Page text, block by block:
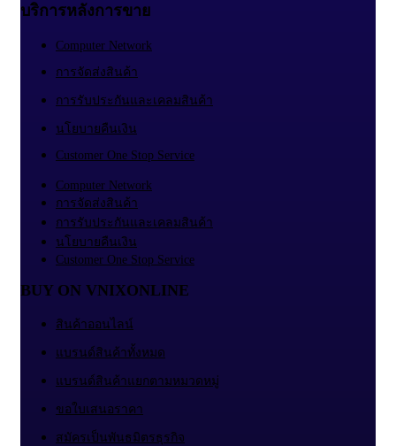
บริการหลังการขาย
Computer Network
การจัดส่งสินค้า
การรับประกันและเคลมสินค้า
นโยบายคืนเงิน
Customer One Stop Service
Computer Network
การจัดส่งสินค้า
การรับประกันและเคลมสินค้า
นโยบายคืนเงิน
Customer One Stop Service
BUY ON VNIXONLINE
สินค้าออนไลน์
แบรนด์สินค้าทั้งหมด
แบรนด์สินค้าแยกตามหมวดหมู่
ขอใบเสนอราคา
สมัครเป็นพันธมิตรธุรกิจ